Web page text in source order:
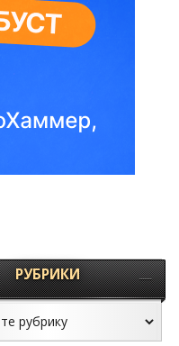
РУБРИКИ